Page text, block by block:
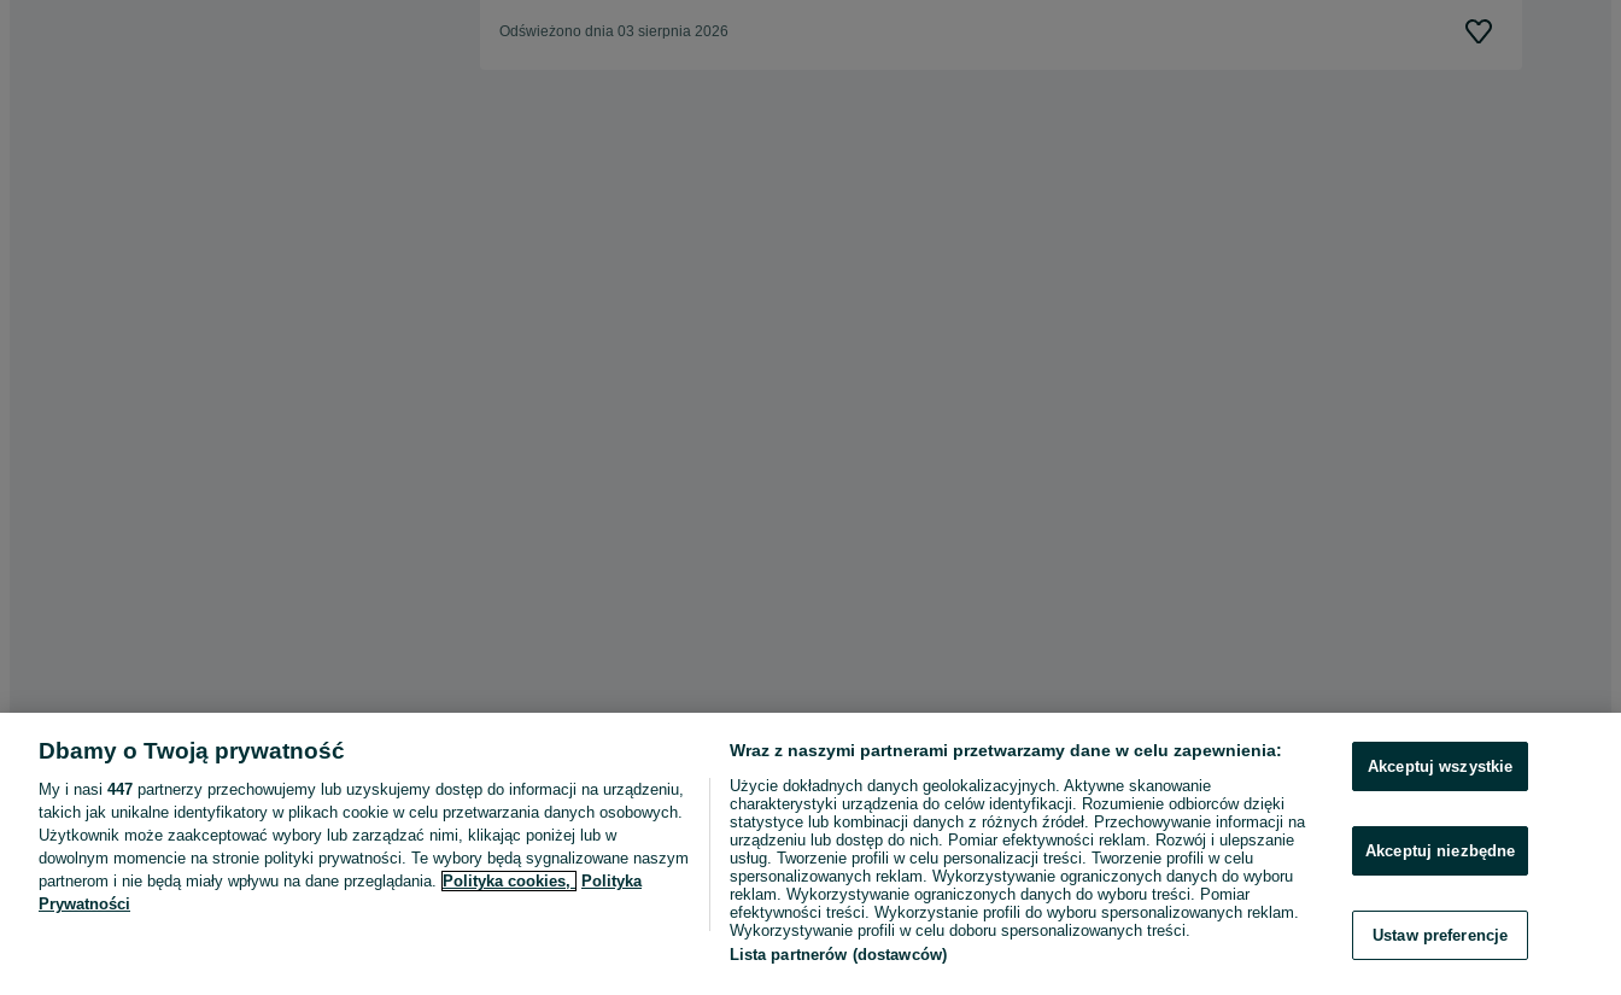
Odświeżono dnia 03 sierpnia 2026
Dbamy o Twoją prywatność
My i nasi 447 partnerzy przechowujemy lub uzyskujemy dostęp do informacji na urządzeniu,
takich jak unikalne identyfikatory w plikach cookie w celu przetwarzania danych osobowych.
Użytkownik może zaakceptować wybory lub zarządzać nimi, klikając poniżej lub w
dowolnym momencie na stronie polityki prywatności. Te wybory będą sygnalizowane naszym
partnerom i nie będą miały wpływu na dane przeglądania. Polityka cookies,
Polityka
Prywatności
Wraz z naszymi partnerami przetwarzamy dane w celu zapewnienia:
Użycie dokładnych danych geolokalizacyjnych. Aktywne skanowanie
charakterystyki urządzenia do celów identyfikacji. Rozumienie odbiorców dzięki
statystyce lub kombinacji danych z różnych źródeł. Przechowywanie informacji na
urządzeniu lub dostęp do nich. Pomiar efektywności reklam. Rozwój i ulepszanie
usług. Tworzenie profili w celu personalizacji treści. Tworzenie profili w celu
spersonalizowanych reklam. Wykorzystywanie ograniczonych danych do wyboru
reklam. Wykorzystywanie ograniczonych danych do wyboru treści. Pomiar
efektywności treści. Wykorzystanie profili do wyboru spersonalizowanych reklam.
Wykorzystywanie profili w celu doboru spersonalizowanych treści.
Lista partnerów (dostawców)
Akceptuj wszystkie
Akceptuj niezbędne
Ustaw preferencje